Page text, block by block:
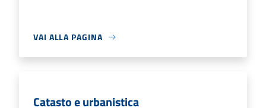
VAI ALLA PAGINA
Catasto e urbanistica